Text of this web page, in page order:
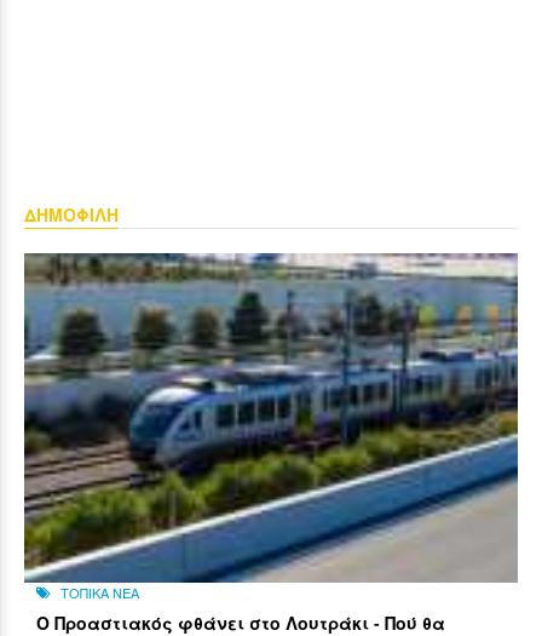
ΔΗΜΟΦΙΛΗ
ΤΟΠΙΚΑ ΝΕΑ
Ο Προαστιακός φθάνει στο Λουτράκι - Πού θα